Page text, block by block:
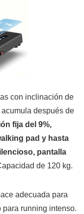
con inclinación de
después de
fija del 9%,
pad y hasta
pantalla
de 120 kg.
adecuada para
para running intenso.